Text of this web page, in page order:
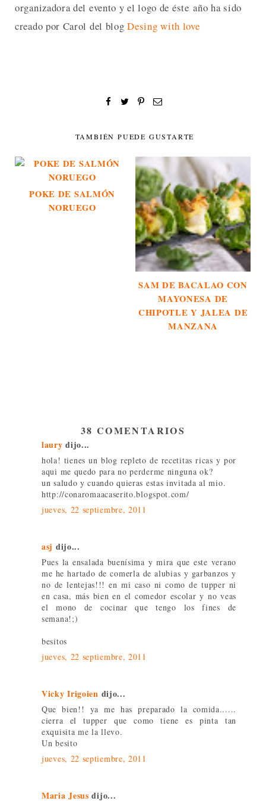
organizadora del evento y el logo de éste año ha sido
creado por Carol del blogDesing with love
TAMBIÉN PUEDE GUSTARTE
POKE DE SALMÓN
NORUEGO
SAM DE BACALAO CON
MAYONESA DE
CHIPOTLE Y JALEA DE
MANZANA
38 COMENTARIOS
laury dijo...
hola! tienes un blog repleto de recetitas ricas y por
aqui me quedo para no perderme ninguna ok?
un saludo y cuando quieras estas invitada al mio.
http://conaromaacaserito.blogspot.com/
jueves, 22 septiembre, 2011
asj dijo...
Pues la ensalada buenísima y mira que este verano
me he hartado de comerla de alubias y garbanzos y
no de lentejas!!! en mi caso ni como de tupper ni
en casa, más bien en el comedor escolar y no veas
el mono de cocinar que tengo los fines de
semana!;)
besitos
jueves, 22 septiembre, 2011
Vicky Irigoien dijo...
Que bien!! ya me has preparado la comida......
cierra el tupper que como tiene es pinta tan
exquisita me la llevo.
Un besito
jueves, 22 septiembre, 2011
Maria Jesus dijo...